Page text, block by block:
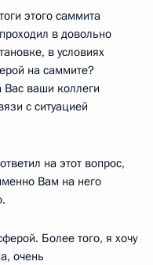
этого саммита
в довольно
в условиях
на саммите?
ваши коллеги
с ситуацией
на этот вопрос,
Вам на него
Более того, я хочу
очень